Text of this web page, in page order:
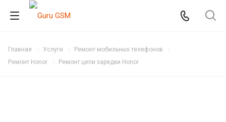
Главная Услуги
Ремонт мобильных телефонов
Ремонт Honor
Ремонт цепи зарядки Honor